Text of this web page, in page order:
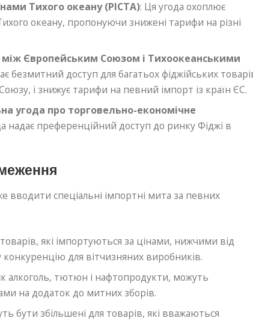
Тихого океану (PICTA): Ця угода охоплює
океану, пропонуючи знижені тарифи на різні
Європейським Союзом і Тихоокеанськими
безмитний доступ для багатьох фіджійських
і знижує тарифи на певний імпорт із країн ЄС.
угода про торговельно-економічне
надає преференційний доступ до ринку Фіджі в
вводити спеціальні імпортні мита за певних
які імпортуються за цінами, нижчими від
для вітчизняних виробників.
алкоголь, тютюн і нафтопродукти, можуть
на додаток до митних зборів.
бути збільшені для товарів, які вважаються